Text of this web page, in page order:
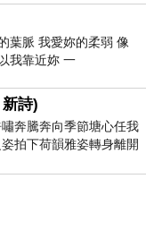
一天接觸螢幕時間
是在個人螢幕上
讓碎片化資訊完整
中歸納整理出「數
資訊整合」將是未
各方數據、平台，
析「五螢」及「數
葉脈 我愛妳的柔弱 像
我靠近妳 一
詩)
奔騰奔向季節塘心任我
拍下荷韻雅姿轉身離開
葉柄上盼望